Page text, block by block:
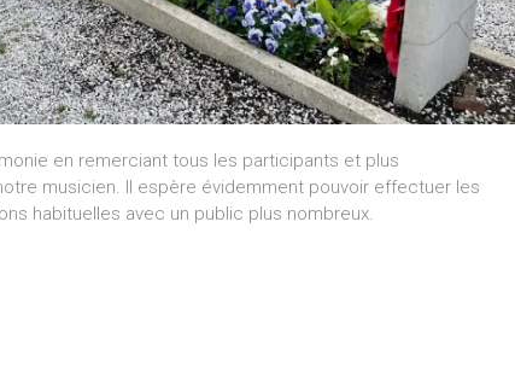
en remerciant tous les participants et plus
musicien. Il espère évidemment pouvoir effectuer les
habituelles avec un public plus nombreux.